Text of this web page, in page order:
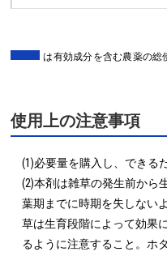
は有効成分を含む農薬の総
使用上の注意事項
(1)必要量を購入し、できる
(2)本剤は雑草の発生前から
葉期までに時期を失しない
草は生育段階によって効果
るように注意すること。ホ